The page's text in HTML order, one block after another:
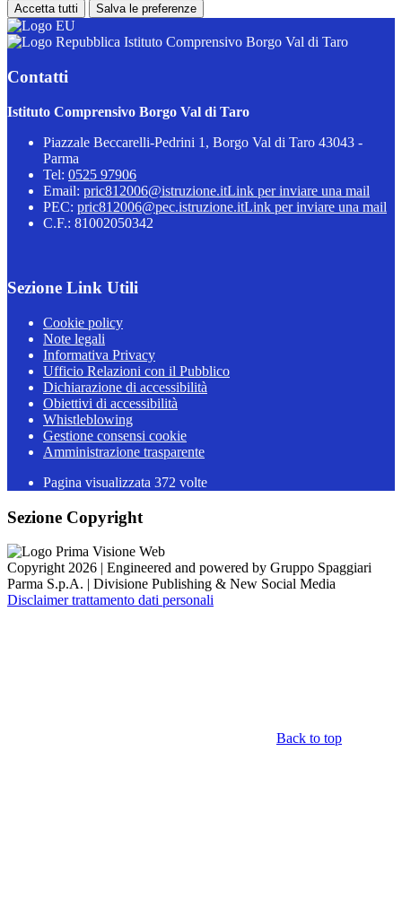
Accetta tutti Salva le preferenze
Istituto Comprensivo Borgo Val di Taro
Contatti
Istituto Comprensivo Borgo Val di Taro
Piazzale Beccarelli-Pedrini 1, Borgo Val di Taro 43043 -
Parma
Tel: 0525 97906
Email: pric812006@istruzione.itLink per inviare una mail
PEC: pric812006@pec.istruzione.itLink per inviare una mail
C.F.: 81002050342
Sezione Link Utili
Cookie policy
Note legali
Informativa Privacy
Ufficio Relazioni con il Pubblico
Dichiarazione di accessibilità
Obiettivi di accessibilità
Whistleblowing
Gestione consensi cookie
Amministrazione trasparente
Pagina visualizzata 372 volte
Sezione Copyright
Copyright 2026 | Engineered and powered by Gruppo Spaggiari
Parma S.p.A. | Divisione Publishing & New Social Media
Disclaimer trattamento dati personali
Back to top